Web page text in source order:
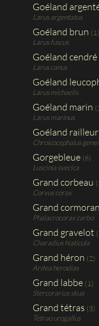
Goéland
Larus argentatus
Goéland brun (1)
Larus fuscus
Goéland cendré
Larus canus
Goéland
Larus michaelis
Goéland marin
Larus marinus
Goéland railleur
Chroicocephalus genei
Gorgebleue (6)
Luscinia svecica
Grand corbeau
Corvus corax
Grand cormoran
Phalacrocorax carbo
Grand gravelot
Charadius hiaticula
Grand héron (2)
Ardea herodias
Grand labbe (1)
Stercorarius skua
Grand tétras (3)
Tetrao urogallus